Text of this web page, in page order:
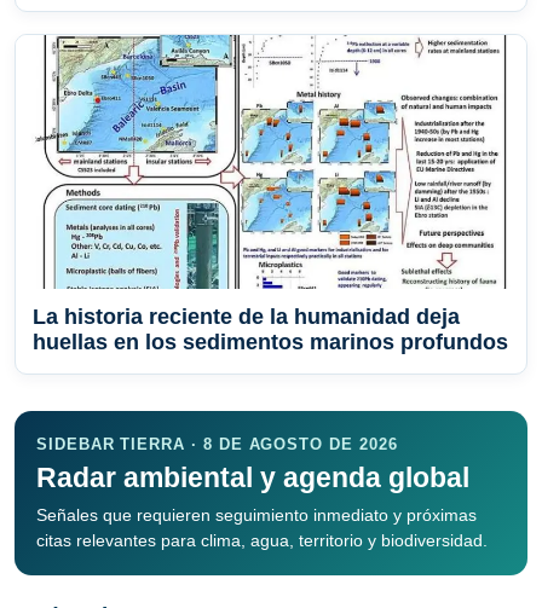
La historia reciente de la humanidad deja
huellas en los sedimentos marinos profundos
SIDEBAR TIERRA · 8 DE AGOSTO DE 2026
Radar ambiental y agenda global
Señales que requieren seguimiento inmediato y próximas
citas relevantes para clima, agua, territorio y biodiversidad.